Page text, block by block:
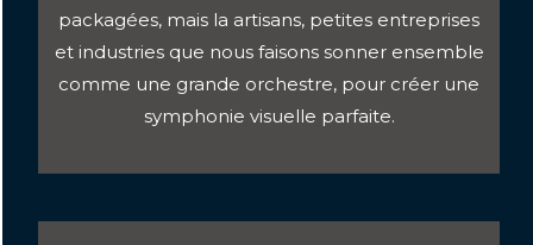
packagées, mais la artisans, petites entreprises
et industries que nous faisons sonner ensemble
comme une grande orchestre, pour créer une
symphonie visuelle parfaite.